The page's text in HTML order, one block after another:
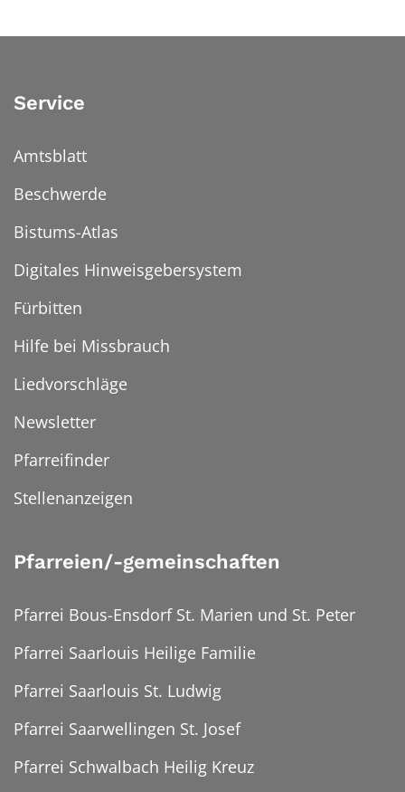
Service
Amtsblatt
Beschwerde
Bistums-Atlas
Digitales Hinweisgebersystem
Fürbitten
Hilfe bei Missbrauch
Liedvorschläge
Newsletter
Pfarreifinder
Stellenanzeigen
Pfarreien/-gemeinschaften
Pfarrei Bous-Ensdorf St. Marien und St. Peter
Pfarrei Saarlouis Heilige Familie
Pfarrei Saarlouis St. Ludwig
Pfarrei Saarwellingen St. Josef
Pfarrei Schwalbach Heilig Kreuz